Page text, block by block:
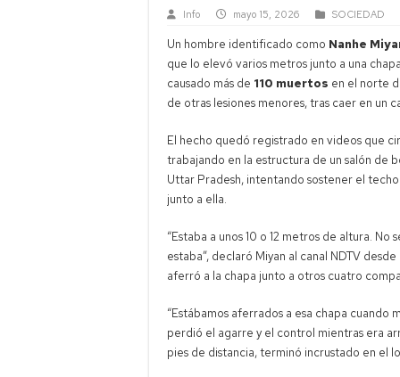
Info mayo 15, 2026 SOCIEDAD
Un hombre identificado como Nanhe
que lo elevó varios metros junto a una
causado más de 110 muertos en el norte
de otras lesiones menores, tras caer en un
El hecho quedó registrado en videos que
trabajando en la estructura de un salón de
Uttar Pradesh, intentando sostener el
junto a ella.
“Estaba a unos 10 o 12 metros de altura.
estaba”, declaró Miyan al canal NDTV
aferró a la chapa junto a otros cuatro
“Estábamos aferrados a esa chapa cuando
perdió el agarre y el control mientras era
pies de distancia, terminó incrustado en el